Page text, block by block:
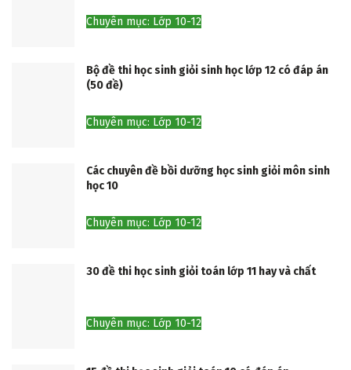
Chuyên mục: Lớp 10-12
Bộ đề thi học sinh giỏi sinh học lớp 12 có đáp án
(50 đề)
Chuyên mục: Lớp 10-12
Các chuyên đề bồi dưỡng học sinh giỏi môn sinh
học 10
Chuyên mục: Lớp 10-12
30 đề thi học sinh giỏi toán lớp 11 hay và chất
Chuyên mục: Lớp 10-12